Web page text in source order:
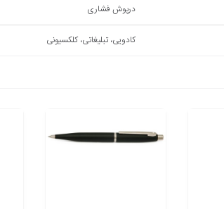
درپوش فشاری
کادویی، تبلیغاتی، کلکسیونی